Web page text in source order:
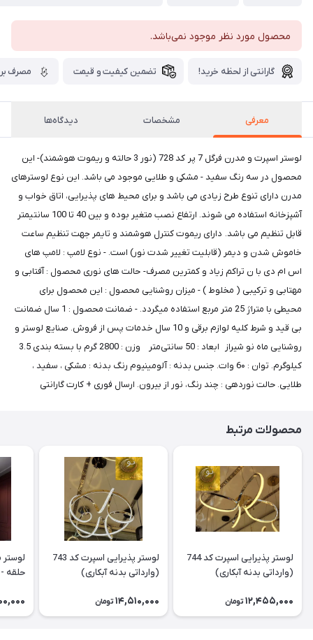
محصول مورد نظر موجود نمی‌باشد.
گارانتی از لحظه خرید! تضمین کیفیت و قیمت مصرف
معرفی مشخصات دیدگاه‌ها
لوستر اسپرت و مدرن فرگل 7 پر کد 728 (نور 3 حالته و ریموت هوشمند)- این
محصول در سه رنگ سفید - مشکی و طلایی موجود می باشد. این نوع لوسترهای
مدرن دارای تنوع طرح زیادی می باشد و برای محیط های پذیرایی، اتاق خواب و
آشپزخانه استفاده می شوند. ارتفاع نصب متغیر بوده و بین 40 تا 100 سانتیمتر
قابل تنظیم می باشد. دارای ریموت کنترل هوشمند و تایمر جهت تنظیم ساعت
خاموش شدن و دیمر (قابلیت تغییر شدت نور) است. - نوع لامپ : لامپ های
اس ام دی با ن تراکم زیاد و کمترین مصرف- حالت های نوری محصول : آفتابی و
مهتابی و ترکیبی ( مخلوط ) - میزان روشنایی محصول : این محصول برای
محیطی با متراژ 25 متر مربع استفاده میگردد. - ضمانت محصول : 1 سال ضمانت
بی قید و شرط کلیه لوازم برقی و 10 سال خدمات پس از فروش. صنایع لوستر و
روشنایی ماه نو شیراز ابعاد : 50 سانتی‌متر وزن : 2800 گرم با بسته بندی 3.5
کیلوگرم. توان : 6۰ وات. جنس بدنه : آلومینیوم رنگ بدنه : مشکی ، سفید ،
طلایی. حالت نوردهی : چند رنگ، نور از بیرون. ارسال فوری + کارت گارانتی
محصولات مرتبط
لوستر پذیرایی اسپرت کد 744
(وارداتی بدنه آبکاری)
12,455,000 تومان
لوستر پذیرایی اسپرت کد 743
(وارداتی بدنه آبکاری)
14,510,000 تومان
حلقه -